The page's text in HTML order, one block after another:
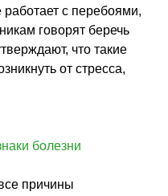
с перебоями,
говорят беречь
что такие
от стресса,
причины